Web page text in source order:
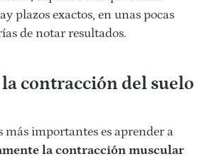
plazos exactos, en unas pocas
de notar resultados.
contracción del suelo
más importantes es aprender a
la contracción muscular